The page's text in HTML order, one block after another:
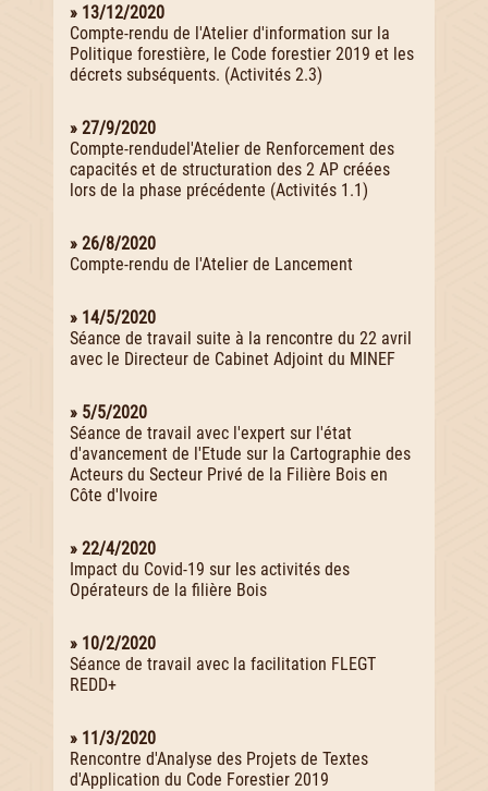
» 13/12/2020
Compte-rendu de l'Atelier d'information sur la
Politique forestière, le Code forestier 2019 et les
décrets subséquents. (Activités 2.3)
» 27/9/2020
Compte-rendudel'Atelier de Renforcement des
capacités et de structuration des 2 AP créées
lors de la phase précédente (Activités 1.1)
» 26/8/2020
Compte-rendu de l'Atelier de Lancement
» 14/5/2020
Séance de travail suite à la rencontre du 22 avril
avec le Directeur de Cabinet Adjoint du MINEF
» 5/5/2020
Séance de travail avec l'expert sur l'état
d'avancement de l'Etude sur la Cartographie des
Acteurs du Secteur Privé de la Filière Bois en
Côte d'Ivoire
» 22/4/2020
Impact du Covid-19 sur les activités des
Opérateurs de la filière Bois
» 10/2/2020
Séance de travail avec la facilitation FLEGT
REDD+
» 11/3/2020
Rencontre d'Analyse des Projets de Textes
d'Application du Code Forestier 2019